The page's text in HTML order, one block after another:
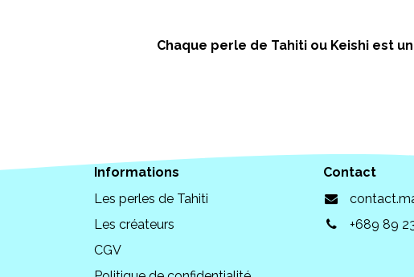
Chaque perle de Tahiti ou Keishi est
Informations
Les perles de Tahiti
Les créateurs
CGV
Contact
+689 89